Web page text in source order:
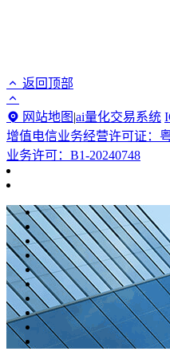
返回顶部
网站地图 |ai量化交易系统
增值电信业务经营许可证：
业务许可：B1-20240748